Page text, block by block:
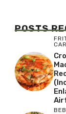
POSTS